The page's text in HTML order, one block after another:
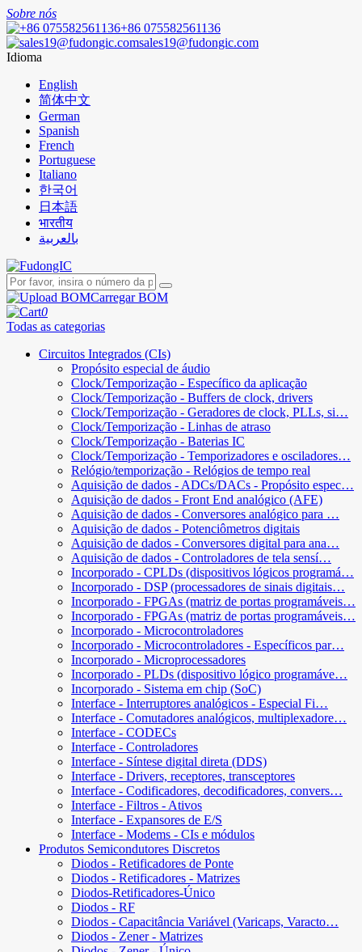
Sobre nós
+86 075582561136
sales19@fudongic.com
Idioma
English
简体中文
German
Spanish
French
Portuguese
Italiano
한국어
日本語
भारतीय
بالعربية
Carregar BOM
0
Todas as categorias
Circuitos Integrados (CIs)
Propósito especial de áudio
Clock/Temporização - Específico da aplicação
Clock/Temporização - Buffers de clock, drivers
Clock/Temporização - Geradores de clock, PLLs, si…
Clock/Temporização - Linhas de atraso
Clock/Temporização - Baterias IC
Clock/Temporização - Temporizadores e osciladores…
Relógio/temporização - Relógios de tempo real
Aquisição de dados - ADCs/DACs - Propósito espec…
Aquisição de dados - Front End analógico (AFE)
Aquisição de dados - Conversores analógico para …
Aquisição de dados - Potenciômetros digitais
Aquisição de dados - Conversores digital para ana…
Aquisição de dados - Controladores de tela sensí…
Incorporado - CPLDs (dispositivos lógicos programá…
Incorporado - DSP (processadores de sinais digitais…
Incorporado - FPGAs (matriz de portas programáveis…
Incorporado - FPGAs (matriz de portas programáveis…
Incorporado - Microcontroladores
Incorporado - Microcontroladores - Específicos par…
Incorporado - Microprocessadores
Incorporado - PLDs (dispositivo lógico programáve…
Incorporado - Sistema em chip (SoC)
Interface - Interruptores analógicos - Especial Fi…
Interface - Comutadores analógicos, multiplexadore…
Interface - CODECs
Interface - Controladores
Interface - Síntese digital direta (DDS)
Interface - Drivers, receptores, transceptores
Interface - Codificadores, decodificadores, convers…
Interface - Filtros - Ativos
Interface - Expansores de E/S
Interface - Modems - CIs e módulos
Produtos Semicondutores Discretos
Diodos - Retificadores de Ponte
Diodos - Retificadores - Matrizes
Diodos-Retificadores-Único
Diodos - RF
Diodos - Capacitância Variável (Varicaps, Varacto…
Diodos - Zener - Matrizes